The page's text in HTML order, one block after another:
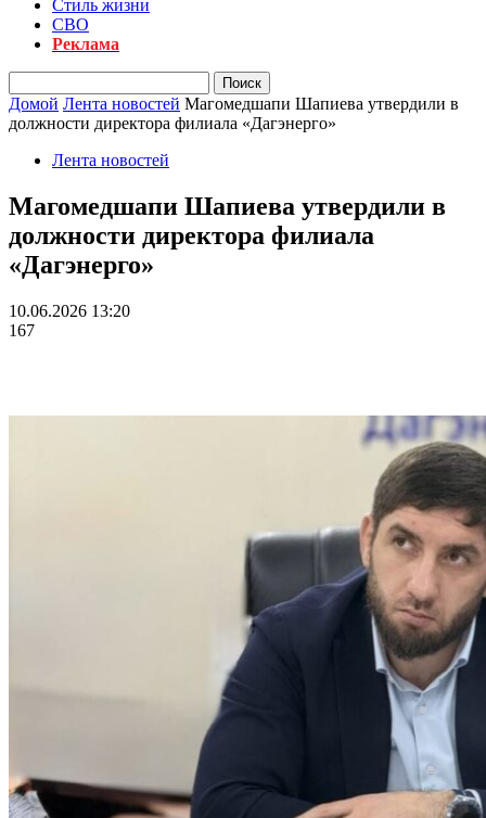
Стиль жизни
СВО
Реклама
Домой Лента новостей Магомедшапи Шапиева утвердили в
должности директора филиала «Дагэнерго»
Лента новостей
Магомедшапи Шапиева утвердили в
должности директора филиала
«Дагэнерго»
10.06.2026 13:20
167